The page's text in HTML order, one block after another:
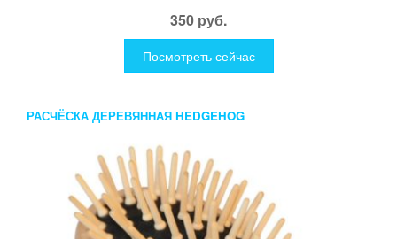
350 руб.
Посмотреть сейчас
РАСЧЁСКА ДЕРЕВЯННАЯ HEDGEHOG